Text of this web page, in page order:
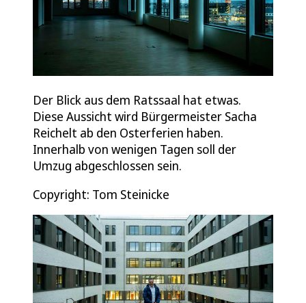
Der Blick aus dem Ratssaal hat etwas.
Diese Aussicht wird Bürgermeister Sacha
Reichelt ab den Osterferien haben.
Innerhalb von wenigen Tagen soll der
Umzug abgeschlossen sein.
Copyright: Tom Steinicke